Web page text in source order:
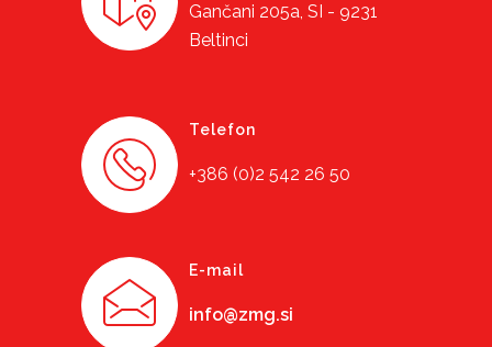
Gančani 205a, SI - 9231
Beltinci
Telefon
+386 (0)2 542 26 50
E-mail
info@zmg.si